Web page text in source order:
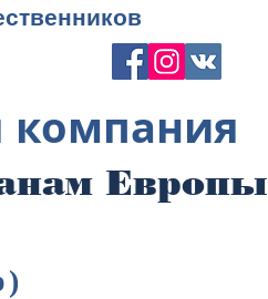
компания
Европы